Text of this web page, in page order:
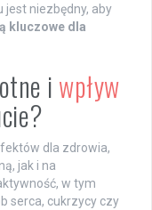
jest niezbędny, aby
kluczowe dla
i wpływ
dla zdrowia,
jak i na
w tym
serca, cukrzycy czy